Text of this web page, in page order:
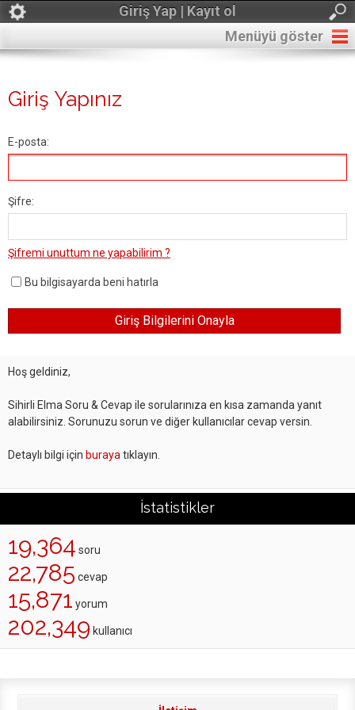
Giriş Yap | Kayıt ol
Menüyü göster
Giriş Yapınız
E-posta:
Şifre:
Şifremi unuttum ne yapabilirim ?
Bu bilgisayarda beni hatırla
Hoş geldiniz,
Sihirli Elma Soru & Cevap ile sorularınıza en kısa zamanda yanıt
alabilirsiniz. Sorunuzu sorun ve diğer kullanıcılar cevap versin.
Detaylı bilgi için buraya tıklayın.
İstatistikler
19,364 soru
22,785 cevap
15,871 yorum
202,349 kullanıcı